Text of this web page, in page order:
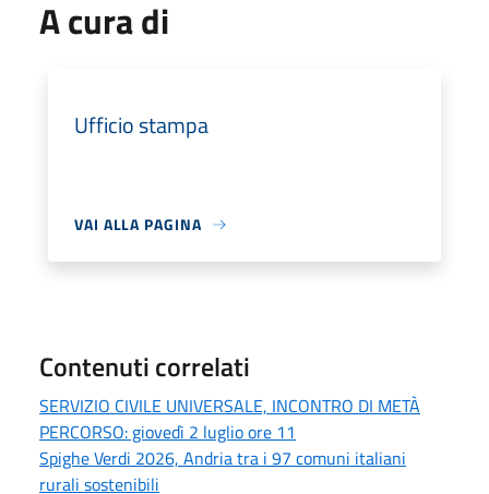
A cura di
Ufficio stampa
VAI ALLA PAGINA
Contenuti correlati
SERVIZIO CIVILE UNIVERSALE, INCONTRO DI METÀ
PERCORSO: giovedì 2 luglio ore 11
Spighe Verdi 2026, Andria tra i 97 comuni italiani
rurali sostenibili